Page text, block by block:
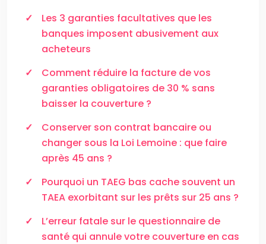
Les 3 garanties facultatives que les
banques imposent abusivement aux
acheteurs
Comment réduire la facture de vos
garanties obligatoires de 30 % sans
baisser la couverture ?
Conserver son contrat bancaire ou
changer sous la Loi Lemoine : que faire
après 45 ans ?
Pourquoi un TAEG bas cache souvent un
TAEA exorbitant sur les prêts sur 25 ans ?
L’erreur fatale sur le questionnaire de
santé qui annule votre couverture en cas